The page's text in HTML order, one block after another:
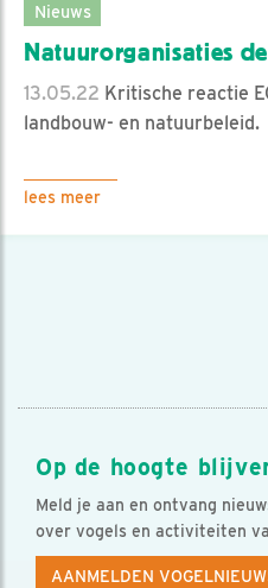
Nieuws
Natuurorganisaties
13.05.22 Kritische reactie
landbouw- en natuurbeleid.
lees meer
Op de hoogte
Meld je aan en ontvang
over vogels en activiteiten
AANMELDEN